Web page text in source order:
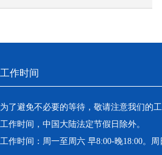
工作时间
为了避免不必要的等待，敬请注意我们的
工作时间，中国大陆法定节假日除外。
工作时间：周一至周六 早8:00-晚18:00。周